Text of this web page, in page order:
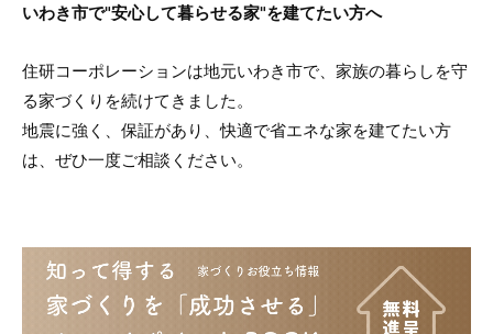
いわき市で"安心して暮らせる家"を建てたい方へ
住研コーポレーションは地元いわき市で、家族の暮らしを守
る家づくりを続けてきました。
地震に強く、保証があり、快適で省エネな家を建てたい方
は、ぜひ一度ご相談ください。